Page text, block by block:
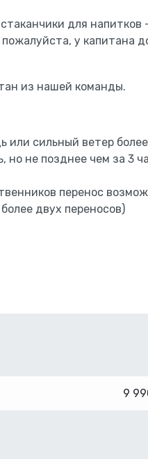
для напитков
у капитана
из нашей команды.
или сильный ветер
но не позднее чем за 3
перенос
двух переносов)
9